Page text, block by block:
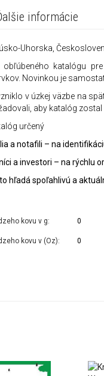
informácie
Uhorska,
obľúbeného katalógu
Novinkou je
v úzkej väzbe na
aby katalóg
určený
a notafili – na
a investori – na rýchlu
hľadá spoľahlivú a
kovu v g: 0
kovu v (Oz): 0